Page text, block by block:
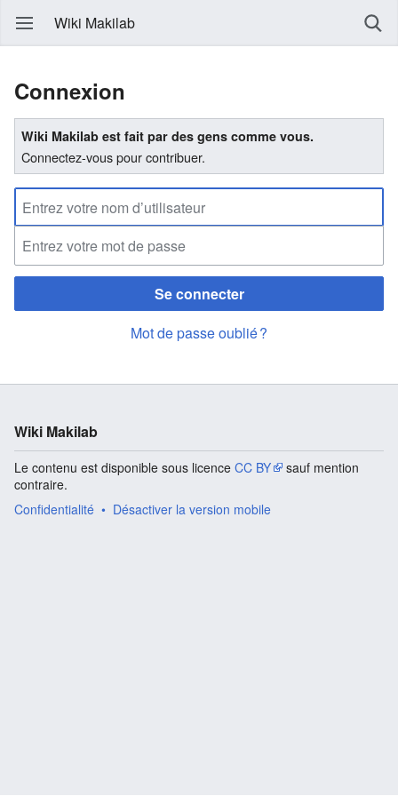
Wiki Makilab
Connexion
Wiki Makilab est fait par des gens comme vous.
Connectez-vous pour contribuer.
Se connecter
Mot de passe oublié ?
Wiki Makilab
Le contenu est disponible sous licence CC BY
sauf mention
contraire.
Confidentialité
Désactiver la version mobile